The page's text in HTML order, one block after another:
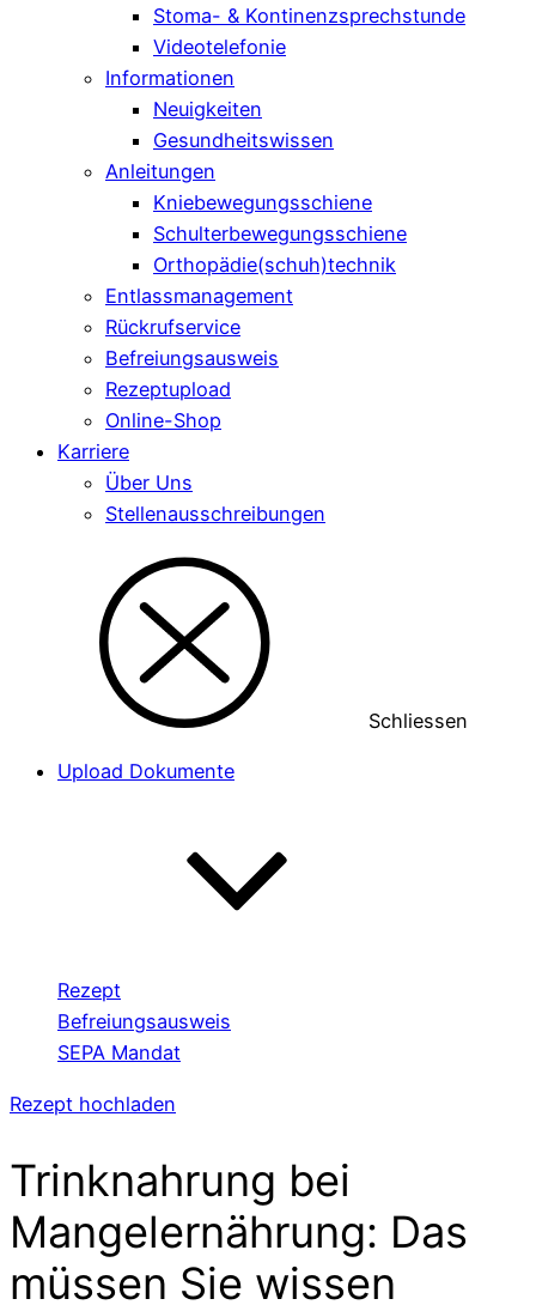
Stoma- & Kontinenzsprechstunde
Videotelefonie
Informationen
Neuigkeiten
Gesundheitswissen
Anleitungen
Kniebewegungsschiene
Schulterbewegungsschiene
Orthopädie(schuh)technik
Entlassmanagement
Rückrufservice
Befreiungsausweis
Rezeptupload
Online-Shop
Karriere
Über Uns
Stellenausschreibungen
Schliessen
Upload Dokumente
Rezept
Befreiungsausweis
SEPA Mandat
Rezept hochladen
Trinknahrung bei
Mangelernährung: Das
müssen Sie wissen